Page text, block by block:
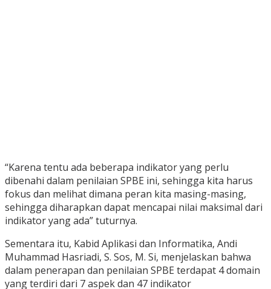
“Karena tentu ada beberapa indikator yang perlu
dibenahi dalam penilaian SPBE ini, sehingga kita harus
fokus dan melihat dimana peran kita masing-masing,
sehingga diharapkan dapat mencapai nilai maksimal dari
indikator yang ada” tuturnya.
Sementara itu, Kabid Aplikasi dan Informatika, Andi
Muhammad Hasriadi, S. Sos, M. Si, menjelaskan bahwa
dalam penerapan dan penilaian SPBE terdapat 4 domain
yang terdiri dari 7 aspek dan 47 indikator